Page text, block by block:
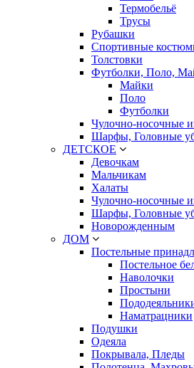
Термобельё
Трусы
Рубашки
Спортивные
Толстовки
Футболки, Поло,
Майки
Поло
Футболки
Чулочно-носочные
Шарфы, Головные
ДЕТСКОЕ
Девочкам
Мальчикам
Халаты
Чулочно-носочные
Шарфы, Головные
Новорожденным
ДОМ
Постельные
Постельное
Наволочки
Простыни
Наматрацники
Подушки
Одеяла
Покрывала, Пледы